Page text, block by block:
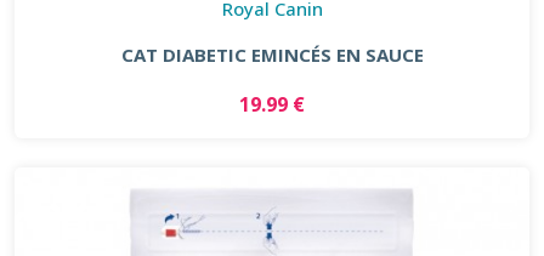
Royal Canin
CAT DIABETIC EMINCÉS EN SAUCE
19.99 €